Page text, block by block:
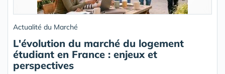
Actualité du Marché
L'évolution du marché du logement
étudiant en France : enjeux et
perspectives